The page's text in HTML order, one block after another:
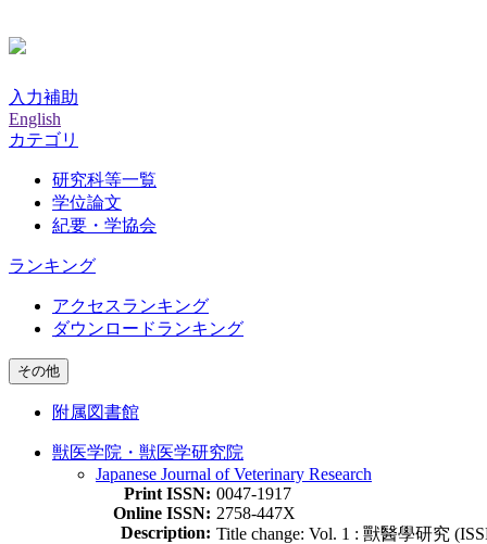
入力補助
English
カテゴリ
研究科等一覧
学位論文
紀要・学協会
ランキング
アクセスランキング
ダウンロードランキング
その他
附属図書館
獣医学院・獣医学研究院
Japanese Journal of Veterinary Research
Print ISSN: 0047-1917
Online ISSN: 2758-447X
Description: Title change: Vol. 1 : 獸醫學研究